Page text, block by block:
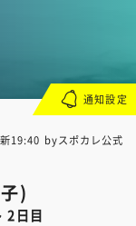
19:40 byスポカレ公式
)
2日目
通知設定